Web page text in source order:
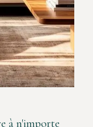
à n'importe